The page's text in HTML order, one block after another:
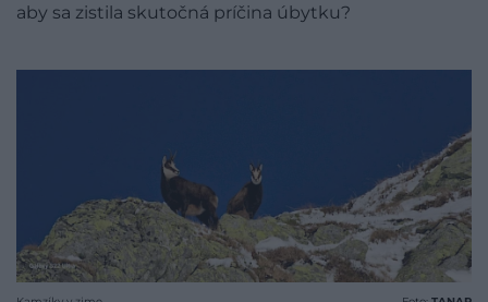
aby sa zistila skutočná príčina úbytku?